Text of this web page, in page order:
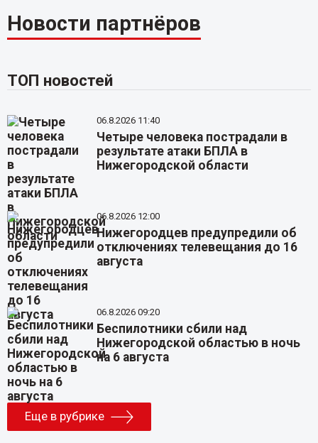
Новости партнёров
ТОП новостей
06.8.2026 11:40
Четыре человека пострадали в
результате атаки БПЛА в
Нижегородской области
06.8.2026 12:00
Нижегородцев предупредили об
отключениях телевещания до 16
августа
06.8.2026 09:20
Беспилотники сбили над
Нижегородской областью в ночь
на 6 августа
Еще в рубрике